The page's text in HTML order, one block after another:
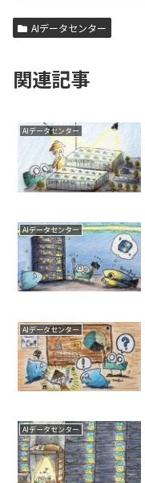
AIデータセンター
関連記事
AIデータセンター
AIデータセンター
AIデータセンター
AIデータセンター